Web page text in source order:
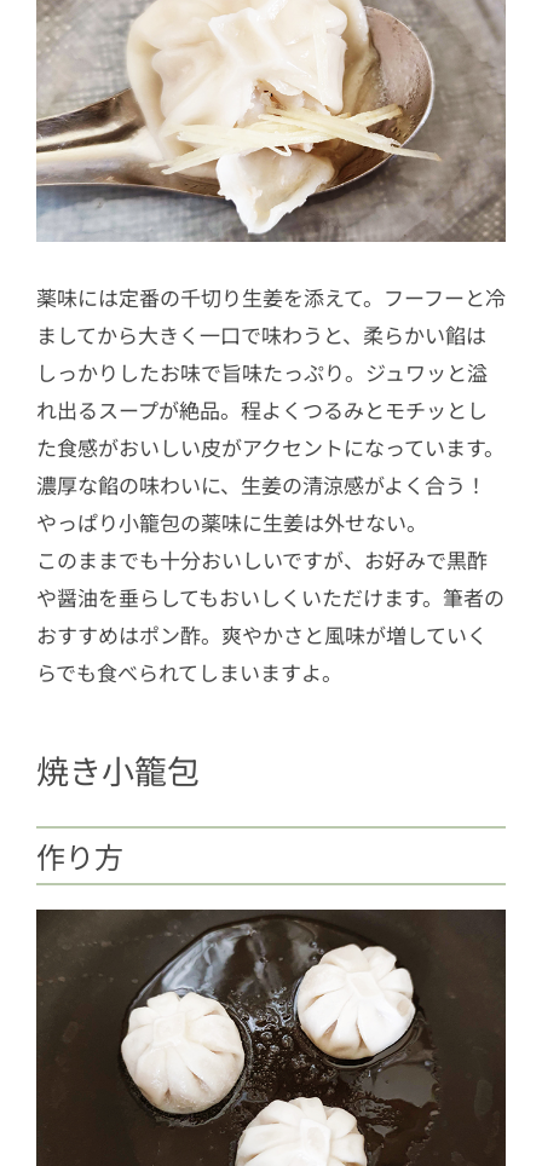
薬味には定番の千切り生姜を添えて。フーフーと冷
ましてから大きく一口で味わうと、柔らかい餡は
しっかりしたお味で旨味たっぷり。ジュワッと溢
れ出るスープが絶品。程よくつるみとモチッとし
た食感がおいしい皮がアクセントになっています。
濃厚な餡の味わいに、生姜の清涼感がよく合う！
やっぱり小籠包の薬味に生姜は外せない。
このままでも十分おいしいですが、お好みで黒酢
や醤油を垂らしてもおいしくいただけます。筆者の
おすすめはポン酢。爽やかさと風味が増していく
らでも食べられてしまいますよ。
焼き小籠包
作り方